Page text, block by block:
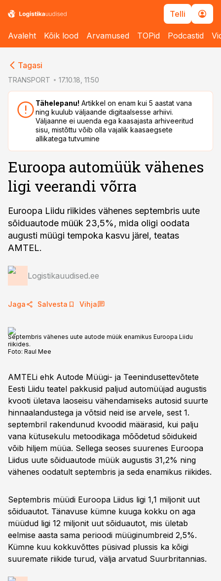
Telli
Avaleht Kõik lood Arvamused TOPid Podcastid
Tagasi
TRANSPORT 17.10.18, 11:50
Tähelepanu! Artikkel on enam kui 5 aastat vana
ning kuulub väljaande digitaalsesse arhiivi.
Väljaanne ei uuenda ega kaasajasta arhiveeritud
sisu, mistõttu võib olla vajalik kaasaegsete
allikatega tutvumine
Euroopa automüük vähenes
ligi veerandi võrra
Euroopa Liidu riikides vähenes septembris uute
sõiduautode müük 23,5%, mida oligi oodata
augusti müügi tempoka kasvu järel, teatas
AMTEL.
Logistikauudised.ee
Jaga Salvesta Vihja
Septembris vähenes uute autode müük enamikus Euroopa Liidu
riikides.
Foto: Raul Mee
AMTELi ehk Autode Müügi- ja Teenindusettevõtete
Eesti Liidu teatel pakkusid paljud automüüjad augustis
kvooti ületava laoseisu vähendamiseks autosid suurte
hinnaalandustega ja võtsid neid ise arvele, sest 1.
septembril rakendunud kvoodid määrasid, kui palju
vana kütusekulu metoodikaga mõõdetud sõidukeid
võib hiljem müüa. Sellega seoses suurenes Euroopa
Liidus uute sõiduautode müük augustis 31,2% ning
vähenes oodatult septembris ja seda enamikus riikides.
Septembris müüdi Euroopa Liidus ligi 1,1 miljonit uut
sõiduautot. Tänavuse kümne kuuga kokku on aga
müüdud ligi 12 miljonit uut sõiduautot, mis ületab
eelmise aasta sama perioodi müüginumbreid 2,5%.
Kümne kuu kokkuvõttes püsivad plussis ka kõigi
suuremate riikide turud, välja arvatud Suurbritannias.